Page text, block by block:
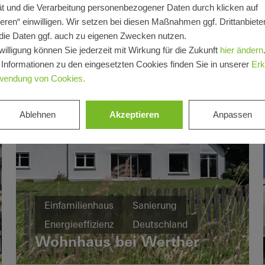
Einfamilienhaus
Sanierung
Energieeffizienz
Deutschland
Wohnhaus bei Werther
und die Verarbeitung personenbezogener Daten durch klicken auf
einwilligen. Wir setzen bei diesen Maßnahmen ggf.
Daten ggf. auch zu eigenen Zwecken nutzen.
können Sie jederzeit mit Wirkung für die Zukunft hier ändern.
zu den eingesetzten Cookies finden Sie in unserer
von Cookies.
Ablehnen Akzeptieren Anpassen